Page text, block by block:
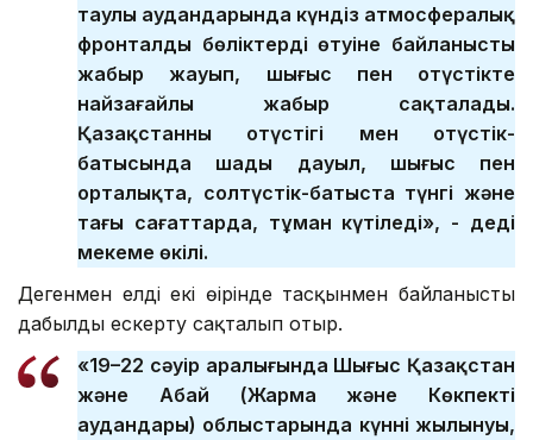
таулы аудандарында күндіз атмосфералық
фронталды бөліктердің өтуіне байланысты
жаңбыр жауып, шығыс пен оңтүстікте
найзағайлы жаңбыр сақталады.
Қазақстанның оңтүстігі мен оңтүстік-
батысында шаңды дауыл, шығыс пен
орталықта, солтүстік-батыста түнгі және
таңғы сағаттарда, тұман күтіледі», - деді
мекеме өкілі.
Дегенмен елдің екі өңірінде тасқынмен байланысты
дабылды ескерту сақталып отыр.
«19–22 сәуір аралығында Шығыс Қазақстан
және Абай (Жарма және Көкпекті
аудандары) облыстарында күннің жылынуы,